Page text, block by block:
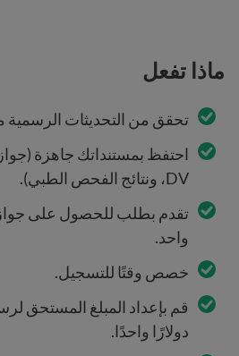
ماذا تفعل
تحقق من التحديثات الرسمية
احتفظ بمستنداتك جاهزة
DV، ونتائج الفحص الطبي).
تقدم بطلب للحصول على
واحد.
خصص وقتًا للتسجيل.
قم بإعداد المبلغ المستحق
دولارًا واحدًا.